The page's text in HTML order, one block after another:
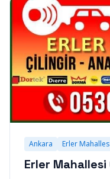
Ankara Erler
Erler